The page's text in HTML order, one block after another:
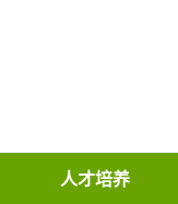
人才培养